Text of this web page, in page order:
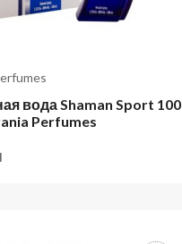
вода Shaman Sport 100
Perfumes